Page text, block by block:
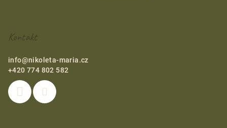
Kontakt
info@nikoleta-maria.cz
+420 774 802 582